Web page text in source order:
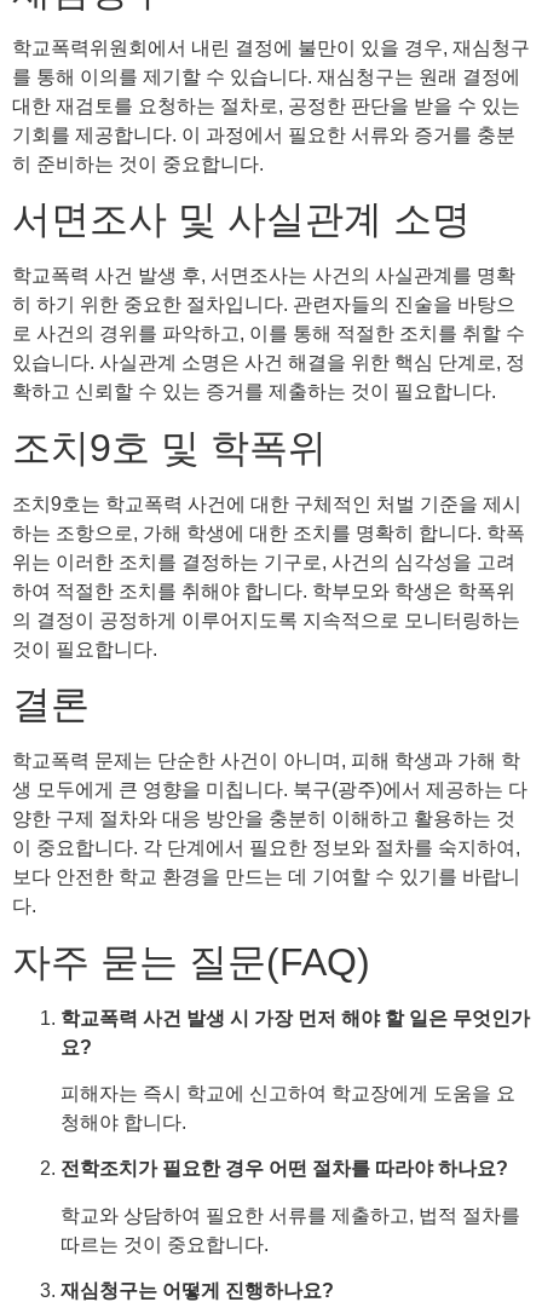
학교폭력위원회에서 내린 결정에 불만이 있을 경우, 재심청구
를 통해 이의를 제기할 수 있습니다. 재심청구는 원래 결정에
대한 재검토를 요청하는 절차로, 공정한 판단을 받을 수 있는
기회를 제공합니다. 이 과정에서 필요한 서류와 증거를 충분
히 준비하는 것이 중요합니다.
서면조사 및 사실관계 소명
학교폭력 사건 발생 후, 서면조사는 사건의 사실관계를 명확
히 하기 위한 중요한 절차입니다. 관련자들의 진술을 바탕으
로 사건의 경위를 파악하고, 이를 통해 적절한 조치를 취할 수
있습니다. 사실관계 소명은 사건 해결을 위한 핵심 단계로, 정
확하고 신뢰할 수 있는 증거를 제출하는 것이 필요합니다.
조치9호 및 학폭위
조치9호는 학교폭력 사건에 대한 구체적인 처벌 기준을 제시
하는 조항으로, 가해 학생에 대한 조치를 명확히 합니다. 학폭
위는 이러한 조치를 결정하는 기구로, 사건의 심각성을 고려
하여 적절한 조치를 취해야 합니다. 학부모와 학생은 학폭위
의 결정이 공정하게 이루어지도록 지속적으로 모니터링하는
것이 필요합니다.
결론
학교폭력 문제는 단순한 사건이 아니며, 피해 학생과 가해 학
생 모두에게 큰 영향을 미칩니다. 북구(광주)에서 제공하는 다
양한 구제 절차와 대응 방안을 충분히 이해하고 활용하는 것
이 중요합니다. 각 단계에서 필요한 정보와 절차를 숙지하여,
보다 안전한 학교 환경을 만드는 데 기여할 수 있기를 바랍니
다.
자주 묻는 질문(FAQ)
학교폭력 사건 발생 시 가장 먼저 해야 할 일은 무엇인가
요?
피해자는 즉시 학교에 신고하여 학교장에게 도움을 요
청해야 합니다.
전학조치가 필요한 경우 어떤 절차를 따라야 하나요?
학교와 상담하여 필요한 서류를 제출하고, 법적 절차를
따르는 것이 중요합니다.
재심청구는 어떻게 진행하나요?